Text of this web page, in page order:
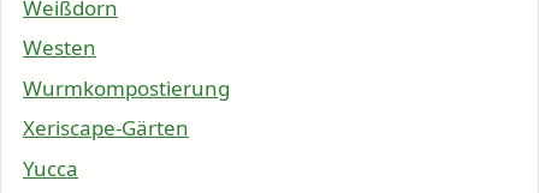
Weißdorn
Westen
Wurmkompostierung
Xeriscape-Gärten
Yucca